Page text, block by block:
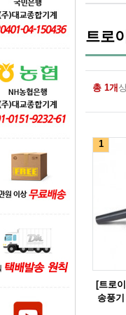
트로
총 1개
1
[트로
송풍